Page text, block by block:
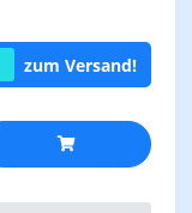
zum Versand!